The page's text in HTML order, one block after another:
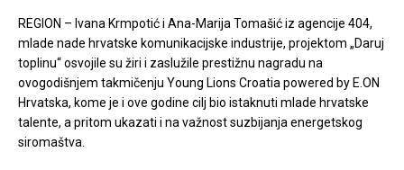
REGION – Ivana Krmpotić i Ana-Marija Tomašić iz agencije 404,
mlade nade hrvatske komunikacijske industrije, projektom „Daruj
toplinu“ osvojile su žiri i zaslužile prestižnu nagradu na
ovogodišnjem takmičenju Young Lions Croatia powered by E.ON
Hrvatska, kome je i ove godine cilj bio istaknuti mlade hrvatske
talente, a pritom ukazati i na važnost suzbijanja energetskog
siromaštva.